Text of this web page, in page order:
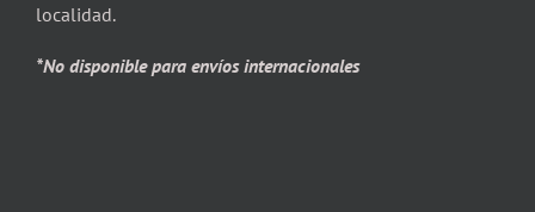
localidad.
*No disponible para envíos internacionales